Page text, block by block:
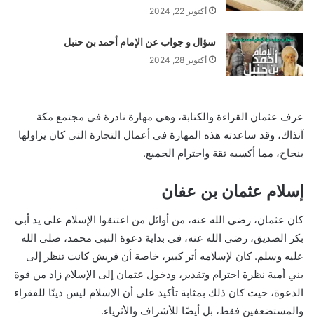
أكتوبر 22, 2024
سؤال و جواب عن الإمام أحمد بن حنبل
أكتوبر 28, 2024
عرف عثمان القراءة والكتابة، وهي مهارة نادرة في مجتمع مكة
آنذاك، وقد ساعدته هذه المهارة في أعمال التجارة التي كان يزاولها
بنجاح، مما أكسبه ثقة واحترام الجميع.
إسلام عثمان بن عفان
كان عثمان، رضي الله عنه، من أوائل من اعتنقوا الإسلام على يد أبي
بكر الصديق، رضي الله عنه، في بداية دعوة النبي محمد، صلى الله
عليه وسلم. كان لإسلامه أثر كبير، خاصة أن قريش كانت تنظر إلى
بني أمية نظرة احترام وتقدير، ودخول عثمان إلى الإسلام زاد من قوة
الدعوة، حيث كان ذلك بمثابة تأكيد على أن الإسلام ليس دينًا للفقراء
والمستضعفين فقط، بل أيضًا للأشراف والأثرياء.